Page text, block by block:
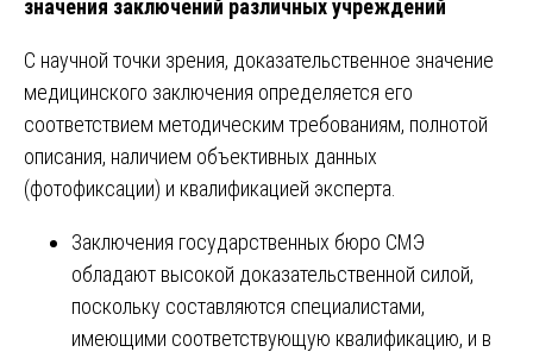
значения заключений различных учреждений
С научной точки зрения, доказательственное значение
медицинского заключения определяется его
соответствием методическим требованиям, полнотой
описания, наличием объективных данных
(фотофиксации) и квалификацией эксперта.
Заключения государственных бюро СМЭ
обладают высокой доказательственной силой,
поскольку составляются специалистами,
имеющими соответствующую квалификацию, и в